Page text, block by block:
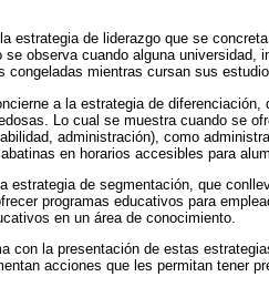
estrategia de liderazgo que se
se observa cuando alguna
congeladas mientras cursan sus
a la estrategia de
Lo cual se muestra cuando se
administración), como
en horarios accesibles para
estrategia de segmentación, que
programas educativos para
en un área de conocimiento.
con la presentación de estas
acciones que les permitan tener